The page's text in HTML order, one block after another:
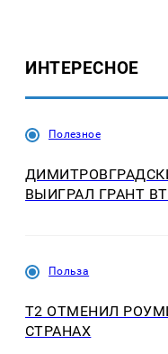
ИНТЕРЕСНОЕ
Полезное
ВЫИГРАЛ ГРАНТ
Польза
Т2 ОТМЕНИЛ
СТРАНАХ